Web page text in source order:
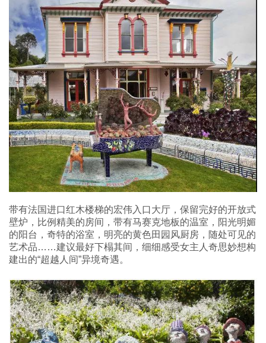
带有法国进口红木楼梯的宏伟入口大厅，保留完好的开放式
壁炉，比例精美的房间，带有马赛克地板的温室，阳光明媚
的阳台，奇特的浴室，明亮的黄色田园风厨房，随处可见的
艺术品……建议最好下榻其间，细细感受女主人奇思妙想构
建出的“超越人间”异境奇遇。